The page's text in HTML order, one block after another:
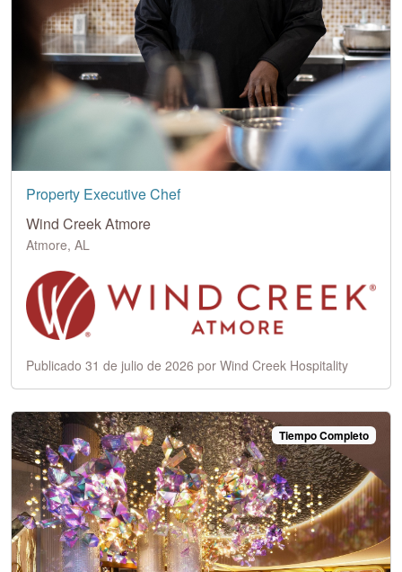
Property Executive Chef
Wind Creek Atmore
Atmore, AL
Publicado 31 de julio de 2026 por Wind Creek Hospitality
Tiempo Completo